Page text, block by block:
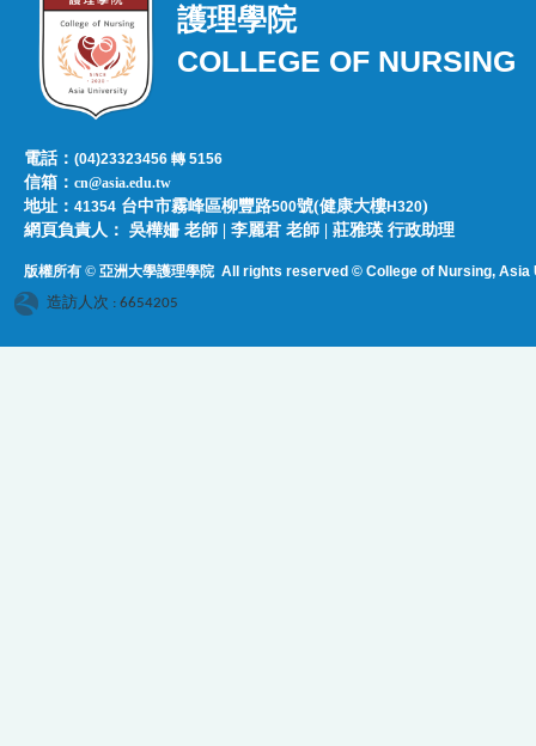
護理學院
COLLEGE OF NURSING
電話：(04)23323456 轉 5156
信箱：cn@asia.edu.tw
地址：41354 台中市霧峰區柳豐路500號(健康大樓H320)
網頁負責人：​​​ ​吳樺姍 老師 | 李麗君 老師 | 莊雅瑛 行政助理
版權所有 © 亞洲大學護理學院All rights reserved © College of Nursing, Asia
造訪人次 : 6654205